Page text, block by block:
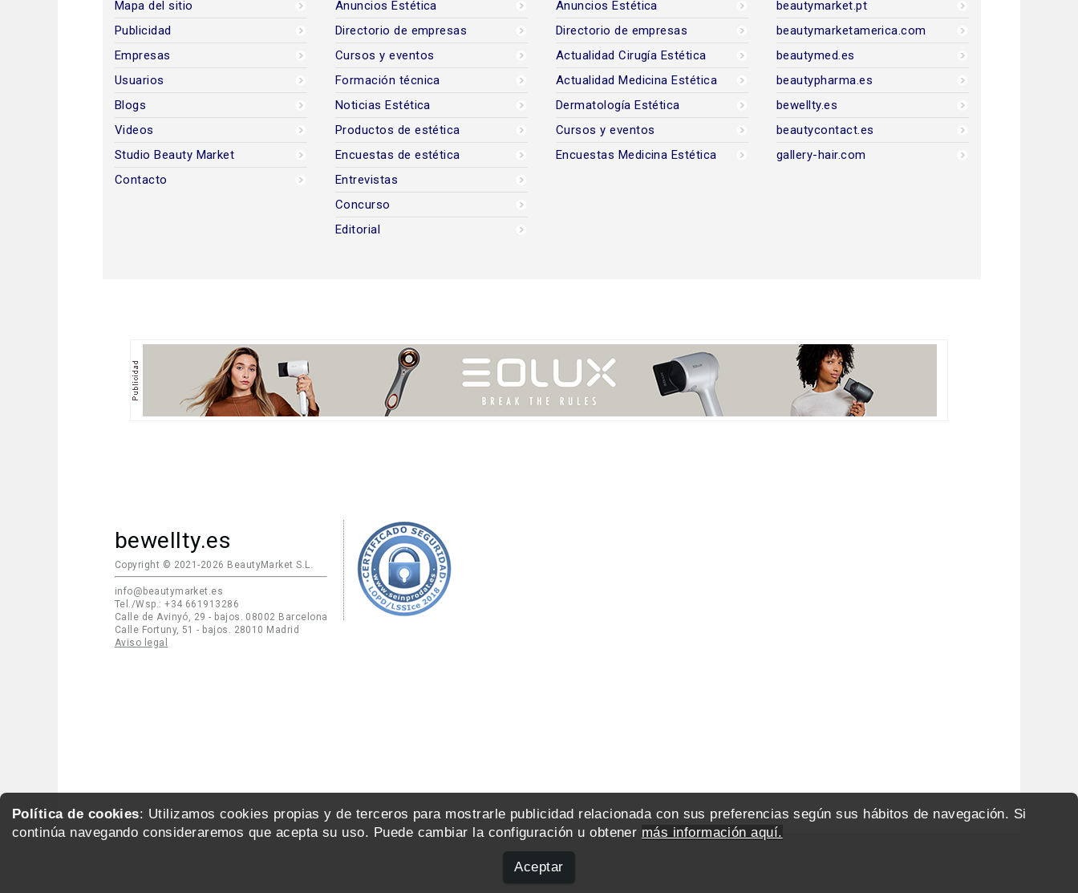
Política de cookies: Utilizamos cookies propias y de terceros para mostrarle publicidad relacionada con sus preferencias según sus hábitos de navegación. Si
continúa navegando consideraremos que acepta su uso. Puede cambiar la configuración u obtener más información aquí.
Aceptar
Mapa del sitio
Publicidad
Empresas
Usuarios
Blogs
Videos
Studio Beauty Market
Contacto
Anuncios Estética
Directorio de empresas
Cursos y eventos
Formación técnica
Noticias Estética
Productos de estética
Encuestas de estética
Entrevistas
Concurso
Editorial
Anuncios Estética
Directorio de empresas
Actualidad Cirugía Estética
Actualidad Medicina Estética
Dermatología Estética
Cursos y eventos
Encuestas Medicina Estética
beautymarket.pt
beautymarketamerica.com
beautymed.es
beautypharma.es
bewellty.es
beautycontact.es
gallery-hair.com
bewellty.es
Copyright © 2021-2026 BeautyMarket S.L.
info@beautymarket.es
Tel./Wsp.: +34 661913286
Calle de Avinyó, 29 - bajos. 08002 Barcelona
Calle Fortuny, 51 - bajos. 28010 Madrid
Aviso legal